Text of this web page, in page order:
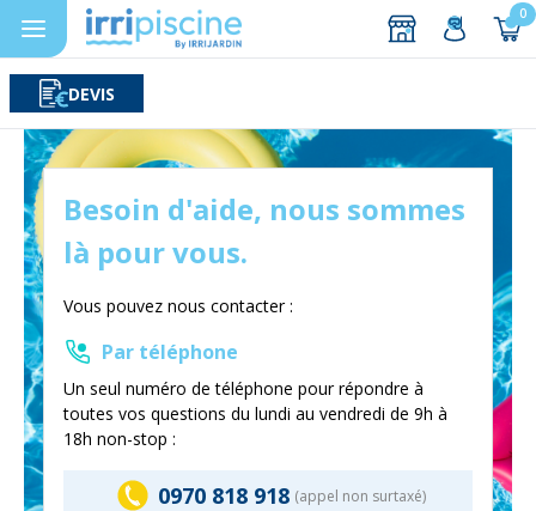
0
DEVIS
Aller au contenu
Besoin d'aide, nous sommes
là pour vous.
Vous pouvez nous contacter :
Par téléphone
Un seul numéro de téléphone pour répondre à
toutes vos questions du lundi au vendredi de 9h à
18h non-stop :
0970 818 918 (appel non surtaxé)